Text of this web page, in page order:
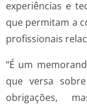
experiências e
que permitam a
profissionais
“É um
que versa
obrigações,